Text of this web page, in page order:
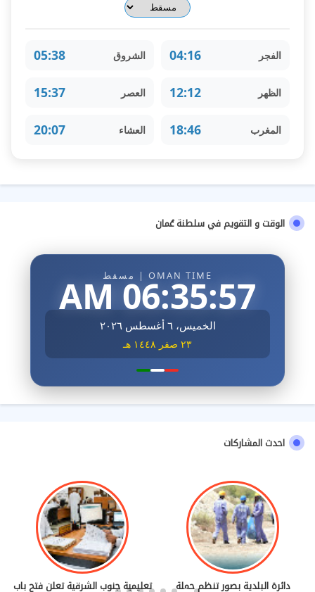
الفجر 04:16 الشروق 05:38
الظهر 12:12 العصر 15:37
المغرب 18:46 العشاء 20:07
الوقت و التقويم في سلطنة عُمان
OMAN TIME | مسقط
06:35:59 AM
الخميس، ٦ أغسطس ٢٠٢٦
٢٣ صفر ١٤٤٨ هـ
احدث المشاركات
دائرة البلدية بصور تنظم حملة تعليمية جنوب الشرقية تعلن فتح باب